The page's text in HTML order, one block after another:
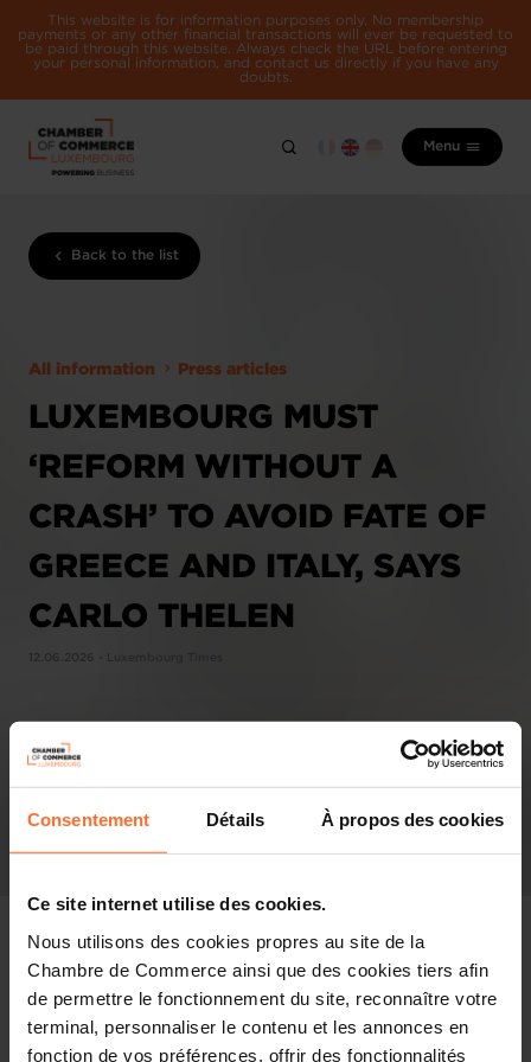
Consentement Détails À propos des cookies
Ce site internet utilise des cookies.
Nous utilisons des cookies propres au site de la
Chambre de Commerce ainsi que des cookies tiers afin
de permettre le fonctionnement du site, reconnaître votre
terminal, personnaliser le contenu et les annonces en
fonction de vos préférences, offrir des fonctionnalités
This website is for information purposes only. No membership
payments or any other financial transactions will ever be requested to
be paid through this website. Always check the URL before entering
your personal information, and contact us directly if you have any
doubts.
Menu
Back to the list
All information Press articles
LUXEMBOURG MUST
‘REFORM WITHOUT A
CRASH’ TO AVOID FATE OF
GREECE AND ITALY, SAYS
CARLO THELEN
In the press